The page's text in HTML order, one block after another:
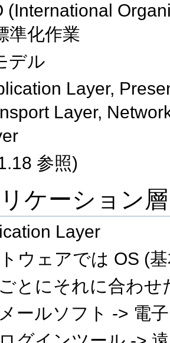
(International
準化作業
デル
Layer,
Layer,
参照)
ケーション層
Layer
ウェアでは OS (
とにそれに合わせ
ールソフト -> 電